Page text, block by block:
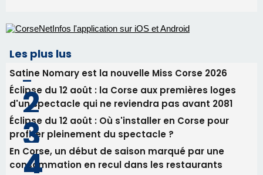
Les plus lus
Satine Nomary est la nouvelle Miss Corse 2026
Éclipse du 12 août : la Corse aux premières loges
d'un spectacle qui ne reviendra pas avant 2081
Éclipse du 12 août : Où s'installer en Corse pour
profiter pleinement du spectacle ?
En Corse, un début de saison marqué par une
consommation en recul dans les restaurants